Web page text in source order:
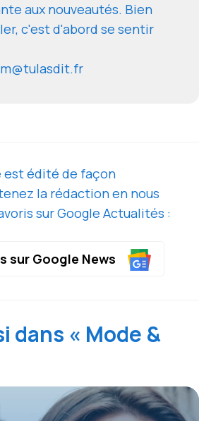
aux nouveautés. Bien
c'est d'abord se sentir
est édité de façon
la rédaction en nous
sur Google Actualités :
sur Google News
dans « Mode &